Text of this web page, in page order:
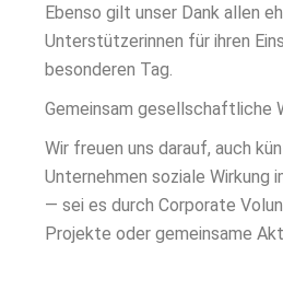
Ebenso gilt unser Dank allen
Unterstützerinnen für ihren
besonderen Tag.
Gemeinsam gesellschaftliche
Wir freuen uns darauf, auch
Unternehmen soziale Wirkung
— sei es durch Corporate
Projekte oder gemeinsame